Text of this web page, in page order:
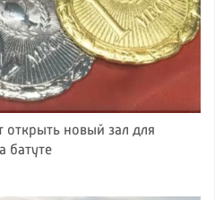
открыть новый зал для
батуте